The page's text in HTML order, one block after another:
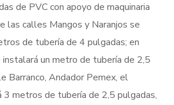
de PVC con apoyo de maquinaria
las calles Mangos y Naranjos se
de tubería de 4 pulgadas; en
un metro de tubería de 2,5
Barranco, Andador Pemex, el
3 metros de tubería de 2,5 pulgadas,